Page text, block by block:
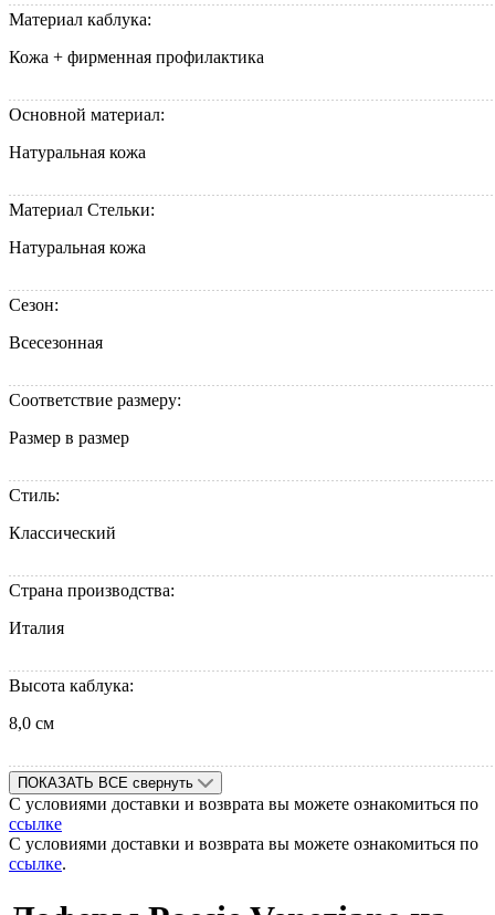
Материал каблука:
Кожа + фирменная профилактика
Основной материал:
Натуральная кожа
Материал Стельки:
Натуральная кожа
Сезон:
Всесезонная
Соответствие размеру:
Размер в размер
Стиль:
Классический
Страна производства:
Италия
Высота каблука:
8,0 см
ПОКАЗАТЬ ВСЕ свернуть
С условиями доставки и возврата вы можете ознакомиться по
ссылке
С условиями доставки и возврата вы можете ознакомиться по
ссылке.